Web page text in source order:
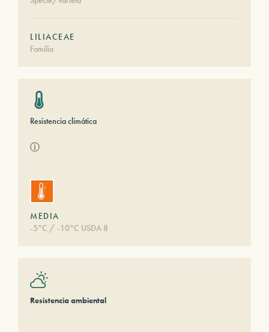
LILIACEAE
Familia
Resistencia climática
ⓘ
MEDIA
-5°C / -10°C USDA 8
Resistencia ambiental